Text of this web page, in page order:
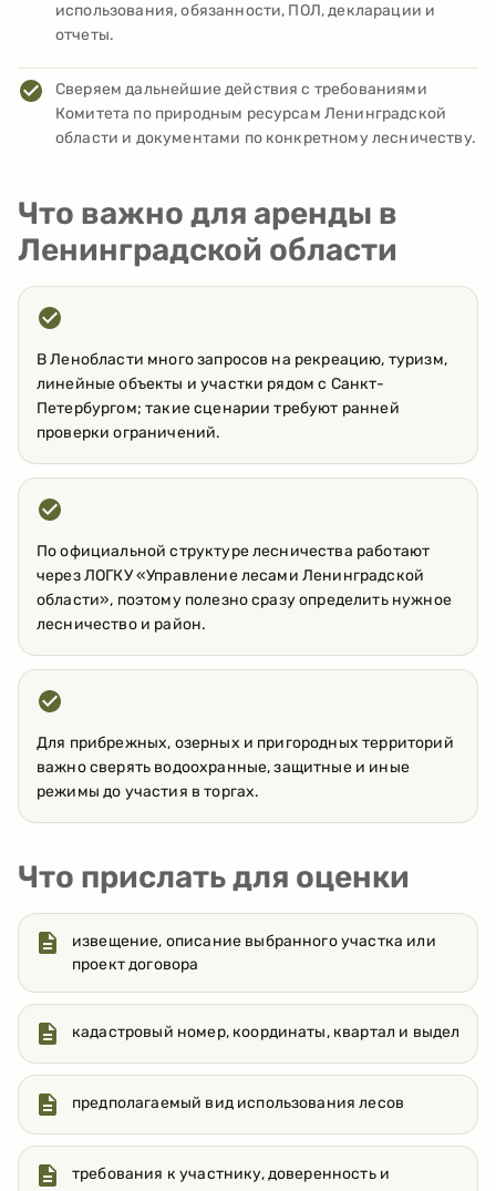
использования, обязанности, ПОЛ, декларации и
отчеты.
Сверяем дальнейшие действия с требованиями
Комитета по природным ресурсам Ленинградской
области и документами по конкретному лесничеству.
Что важно для аренды в
Ленинградской области
В Ленобласти много запросов на рекреацию, туризм,
линейные объекты и участки рядом с Санкт-
Петербургом; такие сценарии требуют ранней
проверки ограничений.
По официальной структуре лесничества работают
через ЛОГКУ «Управление лесами Ленинградской
области», поэтому полезно сразу определить нужное
лесничество и район.
Для прибрежных, озерных и пригородных территорий
важно сверять водоохранные, защитные и иные
режимы до участия в торгах.
Что прислать для оценки
извещение, описание выбранного участка или
проект договора
кадастровый номер, координаты, квартал и выдел
предполагаемый вид использования лесов
требования к участнику, доверенность и